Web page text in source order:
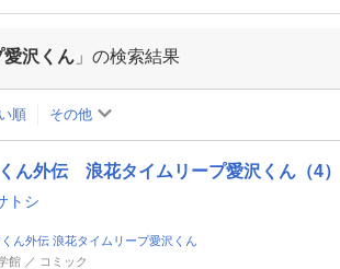
愛沢くん 」の検索結果
順 その他
ん外伝 浪花タイムリープ愛沢くん（4）
トシ
ん外伝 浪花タイムリープ愛沢くん
館 ／ コミック